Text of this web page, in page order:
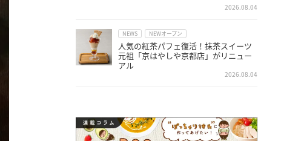
2026.08.04
NEWS NEWオープン
人気の紅茶パフェ復活！抹茶スイーツ
元祖「京はやしや京都店」がリニュー
アル
2026.08.04